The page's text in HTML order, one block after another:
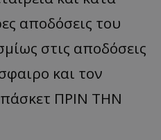
αποδόσεις του
στις αποδόσεις
και τον
ΠΡΙΝ ΤΗΝ